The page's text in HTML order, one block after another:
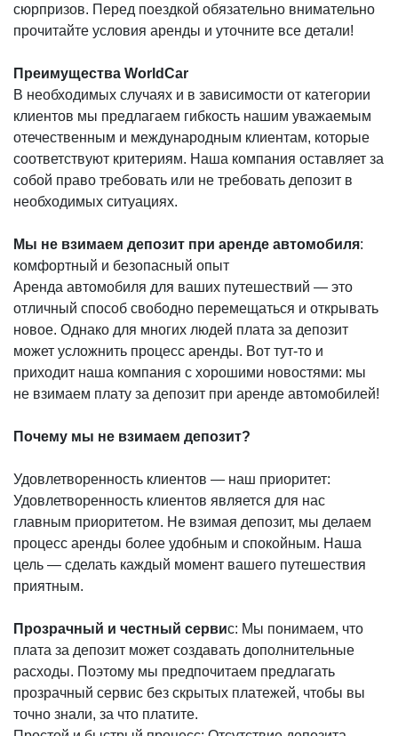
сюрпризов. Перед поездкой обязательно внимательно
прочитайте условия аренды и уточните все детали!
Преимущества WorldCar
В необходимых случаях и в зависимости от категории
клиентов мы предлагаем гибкость нашим уважаемым
отечественным и международным клиентам, которые
соответствуют критериям. Наша компания оставляет за
собой право требовать или не требовать депозит в
необходимых ситуациях.
Мы не взимаем депозит при аренде автомобиля:
комфортный и безопасный опыт
Аренда автомобиля для ваших путешествий — это
отличный способ свободно перемещаться и открывать
новое. Однако для многих людей плата за депозит
может усложнить процесс аренды. Вот тут-то и
приходит наша компания с хорошими новостями: мы
не взимаем плату за депозит при аренде автомобилей!
Почему мы не взимаем депозит?
Удовлетворенность клиентов — наш приоритет:
Удовлетворенность клиентов является для нас
главным приоритетом. Не взимая депозит, мы делаем
процесс аренды более удобным и спокойным. Наша
цель — сделать каждый момент вашего путешествия
приятным.
Прозрачный и честный сервис: Мы понимаем, что
плата за депозит может создавать дополнительные
расходы. Поэтому мы предпочитаем предлагать
прозрачный сервис без скрытых платежей, чтобы вы
точно знали, за что платите.